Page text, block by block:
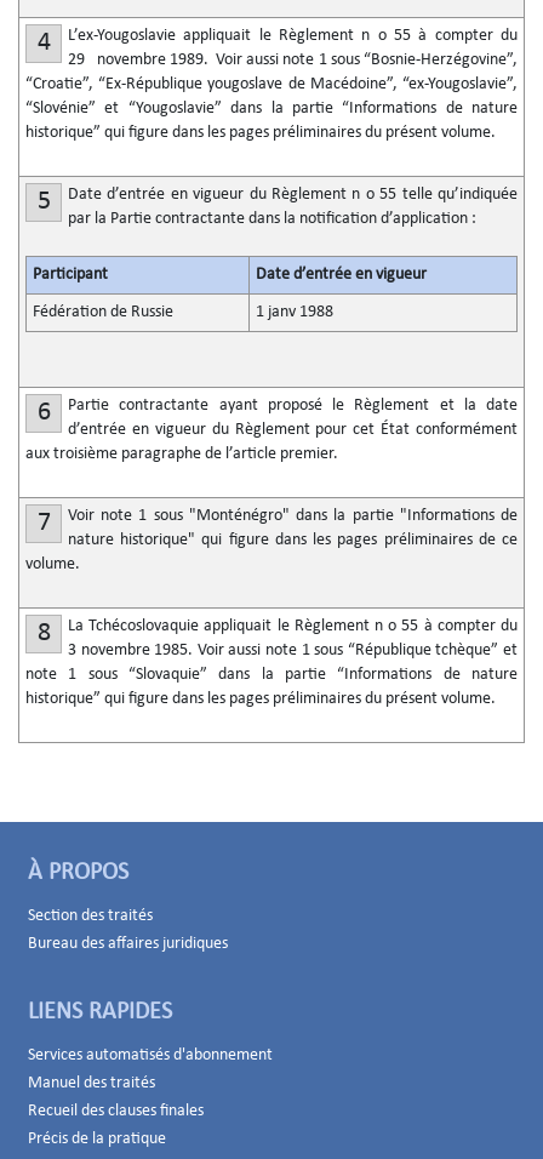
4 L’ex-Yougoslavie appliquait le Règlement n o55 à compter du
29 novembre 1989. Voir aussi note 1 sous “Bosnie-Herzégovine”,
“Croatie”, “Ex-République yougoslave de Macédoine”, “ex-Yougoslavie”,
“Slovénie” et “Yougoslavie” dans la partie “Informations de nature
historique” qui figure dans les pages préliminaires du présent volume.
5 Date d’entrée en vigueur du Règlement n o55 telle qu’indiquée
par la Partie contractante dans la notification d’application :
Participant Date d’entrée en vigueur
Fédération de Russie 1 janv 1988
6
Partie contractante ayant proposé le Règlement et la date
d’entrée en vigueur du Règlement pour cet État conformément
aux troisième paragraphe de l’article premier.
7
Voir note 1 sous "Monténégro" dans la partie "Informations de
nature historique" qui figure dans les pages préliminaires de ce
volume.
8 La Tchécoslovaquie appliquait le Règlement no 55 à compter du
3 novembre 1985. Voir aussi note 1 sous “République tchèque” et
note 1 sous “Slovaquie” dans la partie “Informations de nature
historique” qui figure dans les pages préliminaires du présent volume.
À PROPOS
Section des traités
Bureau des affaires juridiques
LIENS RAPIDES
Services automatisés d'abonnement
Manuel des traités
Recueil des clauses finales
Précis de la pratique